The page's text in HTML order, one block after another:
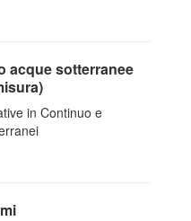
acque sotterranee
in Continuo e